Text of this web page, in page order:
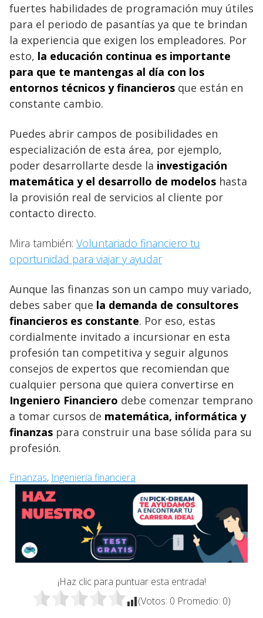
fuertes habilidades de programación muy útiles
para el periodo de pasantías ya que te brindan
la experiencia que exigen los empleadores. Por
esto, la educación continua es importante
para que te mantengas al día con los
entornos técnicos y financieros que están en
constante cambio.
Puedes abrir campos de posibilidades en
especialización de esta área, por ejemplo,
poder desarrollarte desde la investigación
matemática y el desarrollo de modelos hasta
la provisión real de servicios al cliente por
contacto directo.
Mira también: Voluntariado financiero tu
oportunidad para viajar y ayudar
Aunque las finanzas son un campo muy variado,
debes saber que la demanda de consultores
financieros es constante. Por eso, estas
cordialmente invitado a incursionar en esta
profesión tan competitiva y seguir algunos
consejos de expertos que recomiendan que
cualquier persona que quiera convertirse en
Ingeniero Financiero debe comenzar temprano
a tomar cursos de matemática, informática y
finanzas para construir una base sólida para su
profesión.
Finanzas, Ingeniería financiera
¡Haz clic para puntuar esta entrada!
(Votos: 0 Promedio: 0)